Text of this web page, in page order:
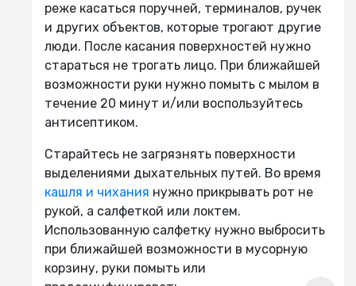
реже касаться поручней, терминалов, ручек
и других объектов, которые трогают другие
люди. После касания поверхностей нужно
стараться не трогать лицо. При ближайшей
возможности руки нужно помыть с мылом в
течение 20 минут и/или воспользуйтесь
антисептиком.
Старайтесь не загрязнять поверхности
выделениями дыхательных путей. Во время
кашля и чихания нужно прикрывать рот не
рукой, а салфеткой или локтем.
Использованную салфетку нужно выбросить
при ближайшей возможности в мусорную
корзину, руки помыть или